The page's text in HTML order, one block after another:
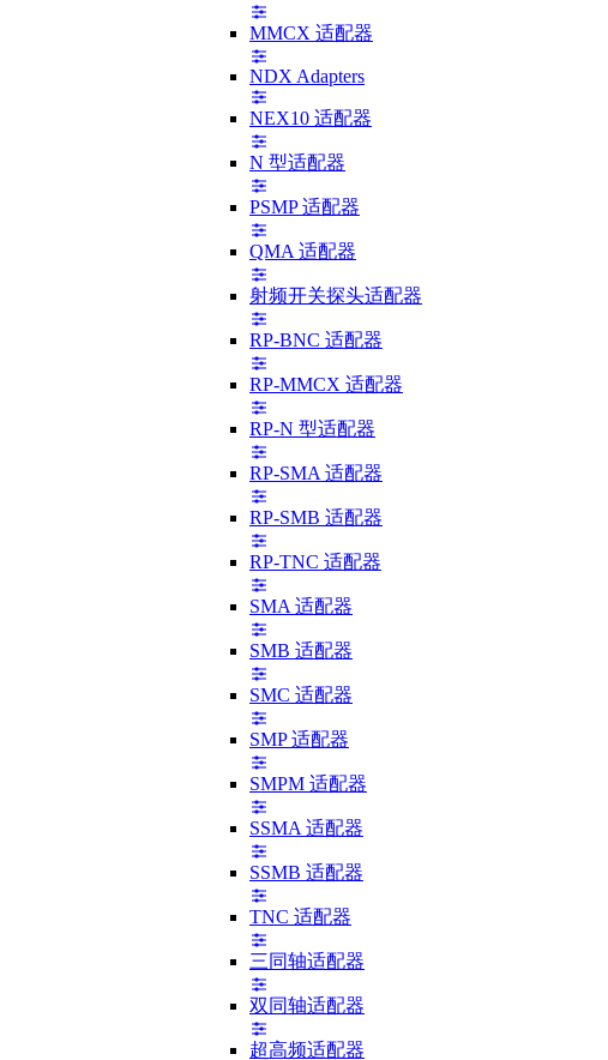
MMCX 适配器
NDX Adapters
NEX10 适配器
N 型适配器
PSMP 适配器
QMA 适配器
射频开关探头适配器
RP-BNC 适配器
RP-MMCX 适配器
RP-N 型适配器
RP-SMA 适配器
RP-SMB 适配器
RP-TNC 适配器
SMA 适配器
SMB 适配器
SMC 适配器
SMP 适配器
SMPM 适配器
SSMA 适配器
SSMB 适配器
TNC 适配器
三同轴适配器
双同轴适配器
超高频适配器